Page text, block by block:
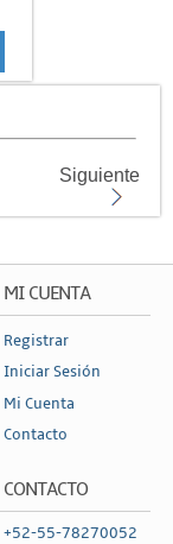
Siguiente
MI CUENTA
Registrar
Iniciar Sesión
Mi Cuenta
Contacto
CONTACTO
+52-55-78270052